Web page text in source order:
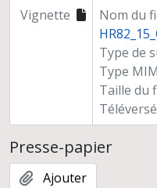
Vignette
Nom du
Type de
Type
Taille du
Téléversé
Presse-papier
Ajouter